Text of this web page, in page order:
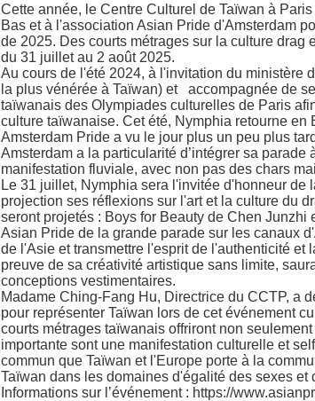
Cette année, le Centre Culturel de Taïwan à
Bas et à l'association Asian Pride d'Amsterdam
de 2025. Des courts métrages sur la culture
du 31 juillet au 2 août 2025.
Au cours de l'été 2024, à l'invitation du ministère
la plus vénérée à Taïwan) et accompagnée de
taïwanais des Olympiades culturelles de Paris
culture taïwanaise. Cet été, Nymphia retourne
Amsterdam Pride a vu le jour plus un peu plus
Amsterdam a la particularité d’intégrer sa
manifestation fluviale, avec non pas des chars
Le 31 juillet, Nymphia sera l'invitée d'honneur
projection ses réflexions sur l'art et la culture du
seront projetés : Boys for Beauty de Chen
Asian Pride de la grande parade sur les canaux
de l'Asie et transmettre l'esprit de l'authenticité et
preuve de sa créativité artistique sans limite,
conceptions vestimentaires.
Madame Ching-Fang Hu, Directrice du CCTP, a
pour représenter Taïwan lors de cet événement
courts métrages taïwanais offriront non
importante sont une manifestation culturelle et
commun que Taïwan et l'Europe porte à la
Taïwan dans les domaines d'égalité des sexes et
Informations sur l’événement : https://